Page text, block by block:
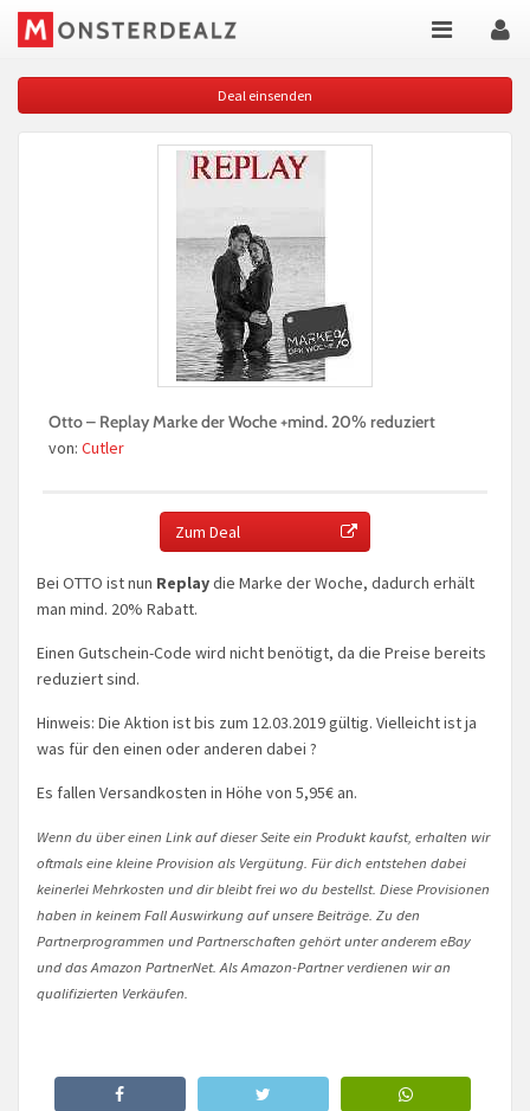
Deal einsenden
Otto – Replay Marke der Woche +mind. 20% reduziert
von: Cutler
Zum Deal
Bei OTTO ist nun Replaydie Marke der Woche, dadurch erhält
man mind. 20% Rabatt.
Einen Gutschein-Code wird nicht benötigt, da die Preise bereits
reduziert sind.
Hinweis: Die Aktion ist bis zum 12.03.2019 gültig. Vielleicht ist ja
was für den einen oder anderen dabei ?
Es fallen Versandkosten in Höhe von 5,95€ an.
Wenn du über einen Link auf dieser Seite ein Produkt kaufst, erhalten wir
oftmals eine kleine Provision als Vergütung. Für dich entstehen dabei
keinerlei Mehrkosten und dir bleibt frei wo du bestellst. Diese Provisionen
haben in keinem Fall Auswirkung auf unsere Beiträge. Zu den
Partnerprogrammen und Partnerschaften gehört unter anderem eBay
und das Amazon PartnerNet. Als Amazon-Partner verdienen wir an
qualifizierten Verkäufen.